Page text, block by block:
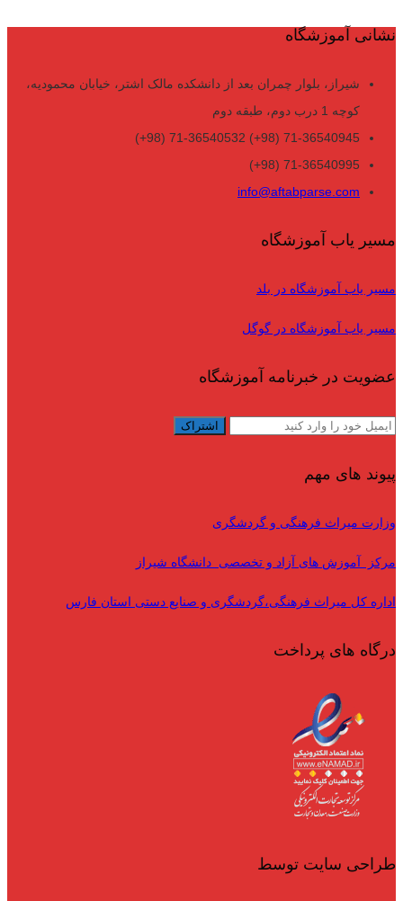
نشانی آموزشگاه
شیراز، بلوار چمران بعد از دانشکده مالک اشتر، خیابان محمودیه،
کوچه 1 درب دوم، طبقه دوم
71-36540945 (98+) 71-36540532 (98+)
71-36540995 (98+)
info@aftabparse.com
مسیر یاب آموزشگاه
مسیر یاب آموزشگاه در بلد
مسیر یاب آموزشگاه در گوگل
عضویت در خبرنامه آموزشگاه
پیوند های مهم
وزارت میراث فرهنگی و گردشگری
مرکز آموزش های آزاد و تخصصی دانشگاه شیراز
اداره کل میراث فرهنگی،گردشگری و صنایع دستی استان فارس
درگاه های پرداخت
طراحی سایت توسط